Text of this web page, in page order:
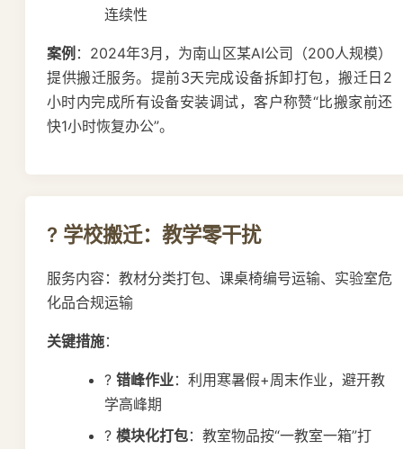
连续性
案例 ：2024年3月，为南山区某AI公司（200人规模）
提供搬迁服务。提前3天完成设备拆卸打包，搬迁日2
小时内完成所有设备安装调试，客户称赞“比搬家前还
快1小时恢复办公”。
? 学校搬迁：教学零干扰
服务内容：教材分类打包、课桌椅编号运输、实验室危
化品合规运输
关键措施：
? 错峰作业：利用寒暑假+周末作业，避开教
学高峰期
? 模块化打包：教室物品按“一教室一箱”打